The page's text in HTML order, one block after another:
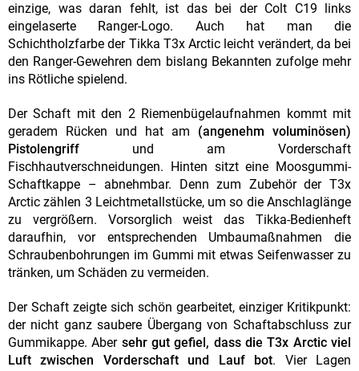
einzige, was daran fehlt, ist das bei der Colt C19 links
eingelaserte Ranger-Logo. Auch hat man die
Schichtholzfarbe der Tikka T3x Arctic leicht verändert, da bei
den Ranger-Gewehren dem bislang Bekannten zufolge mehr
ins Rötliche spielend.
Der Schaft mit den 2 Riemenbügelaufnahmen kommt mit
geradem Rücken und hat am (angenehm voluminösen)
Pistolengriff und am Vorderschaft
Fischhautverschneidungen. Hinten sitzt eine Moosgummi-
Schaftkappe – abnehmbar. Denn zum Zubehör der T3x
Arctic zählen 3 Leichtmetallstücke, um so die Anschlaglänge
zu vergrößern. Vorsorglich weist das Tikka-Bedienheft
daraufhin, vor entsprechenden Umbaumaßnahmen die
Schraubenbohrungen im Gummi mit etwas Seifenwasser zu
tränken, um Schäden zu vermeiden.
Der Schaft zeigte sich schön gearbeitet, einziger Kritikpunkt:
der nicht ganz saubere Übergang von Schaftabschluss zur
Gummikappe. Aber sehr gut gefiel, dass die T3x Arctic viel
Luft zwischen Vorderschaft und Lauf bot. Vier Lagen